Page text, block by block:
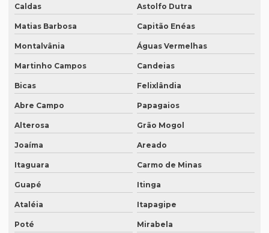
Melhor empresa de tradução em df
Melhor empresa de transcrição de áudio whatsapp
Melhor tradução simultânea
O que é degravação de áudio
O que é degravação de vídeo
O que significa tradução juramentada
O que significa tradução juramentada em inglês
O que é tradução juramentada
O que é tradução juramentada de um documento
Caldas Astolfo Dutra
Matias Barbosa Capitão Enéas
Montalvânia Águas Vermelhas
Martinho Campos Candeias
Bicas Felixlândia
Abre Campo Papagaios
Alterosa Grão Mogol
Joaíma Areado
Itaguara Carmo de Minas
Guapé Itinga
Ataléia Itapagipe
Poté Mirabela